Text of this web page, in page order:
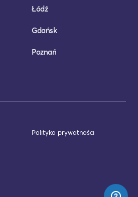
Łódź
Gdańsk
Poznań
Polityka prywatności